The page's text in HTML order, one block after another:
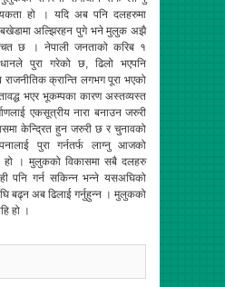
हो । यदि अब पनि दलहरुमा
अल्झिरहन पुगे भने मुलुक अझै
छ । नेपाली जनताको करिब १
पुरा गरेको छ, ढिलो भएपनि
क्रान्ति लगभग पूरा भएको
भएर भूकम्पका कारण अस्तव्यस्त
एकसूत्रीय नारा बनाउन जरुरी
केन्द्रित हुन जरुरी छ र चुनावको
पुरा गर्नतर्फ लाग्नु आजको
हो । मुलुकको विकासमा सबै दलहरु
पनि गर्न सकिन्न भन्ने यसअघिको
बढ्न अब ढिलाई गर्नुहुन्न । मुलुकको
हो ।